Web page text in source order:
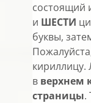
состоящий
и ШЕСТИ
буквы,
в верхнем
страницы.